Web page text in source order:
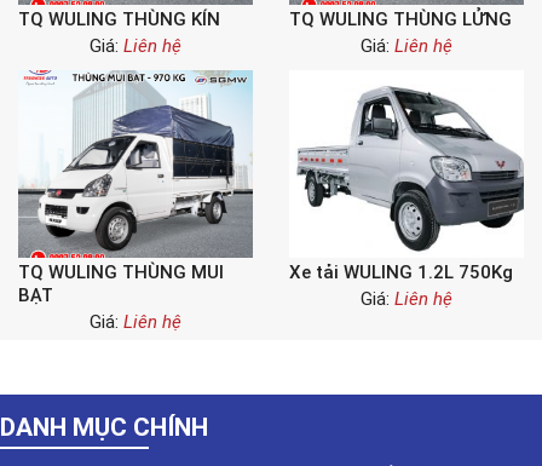
TQ WULING THÙNG KÍN
Giá: Liên hệ
TQ WULING THÙNG LỬNG
Giá: Liên hệ
TQ WULING THÙNG MUI
BẠT
Giá: Liên hệ
Xe tải WULING 1.2L 750Kg
Giá: Liên hệ
DANH MỤC CHÍNH